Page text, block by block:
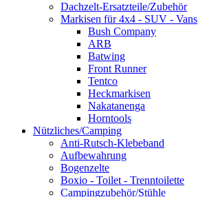
Dachzelt-Ersatzteile/Zubehör
Markisen für 4x4 - SUV - Vans
Bush Company
ARB
Batwing
Front Runner
Tentco
Heckmarkisen
Nakatanenga
Horntools
Nützliches/Camping
Anti-Rutsch-Klebeband
Aufbewahrung
Bogenzelte
Boxio - Toilet - Trenntoilette
Campingzubehör/Stühle